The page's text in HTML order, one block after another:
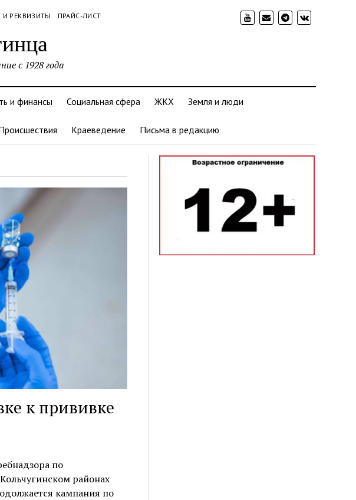
РЕКВИЗИТЫ ПРАЙС-ЛИСТ
с 1928 года
и финансы Социальная сфера ЖКХ Земля и люди
Краеведение Письма в редакцию
к прививке
по
районах
кампания по